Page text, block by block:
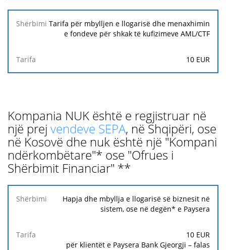
Tarifa për mbylljen e llogarisë dhe menaxhimin
e fondeve për shkak të kufizimeve AML/CTF
10 EUR
Kompania NUK është e regjistruar në
një prej vendeve SEPA, në Shqipëri, ose
në Kosovë dhe nuk është një "Kompani
ndërkombëtare"* ose "Ofrues i
Shërbimit Financiar" **
Shërbimi
Hapja dhe mbyllja e llogarisë së biznesit në
sistem, ose në degën* e Paysera
10 EUR
për klientët e Paysera Bank Gjeorgji – falas